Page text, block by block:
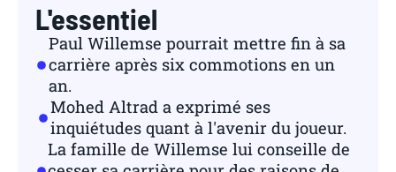
L'essentiel
Paul Willemse pourrait mettre fin à sa
carrière après six commotions en un
an.
Mohed Altrad a exprimé ses
inquiétudes quant à l'avenir du joueur.
La famille de Willemse lui conseille de